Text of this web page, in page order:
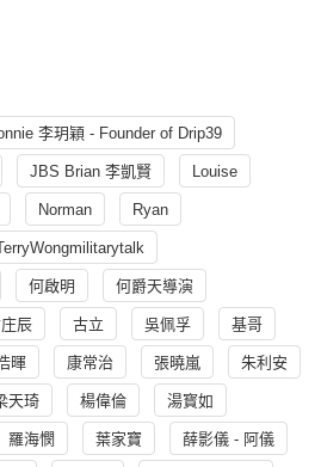
李玥穎 - Founder of Drip39
JBS Brian 李凱賢 Louise
Norman Ryan
何啟明 何爵天導演
辰 古立 吳佩孚 基哥
暉 康常治 張曉嵐 朱利安
天琦 楊偉倫 湯寳如
羅海憫 葉家寶 薛影儀 - 阿儀